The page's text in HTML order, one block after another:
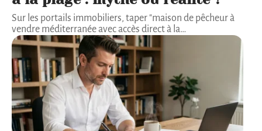
Sur les portails immobiliers, taper "maison de pêcheur à
vendre méditerranée avec accès direct à la…